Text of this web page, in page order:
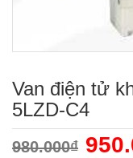
Van điện tử
5LZD-C4
980.000₫